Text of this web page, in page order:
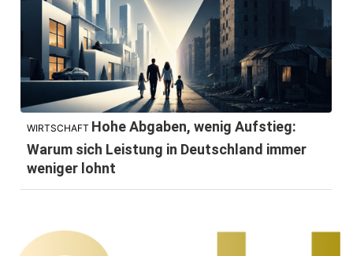
WIRTSCHAFT Hohe Abgaben, wenig Aufstieg:
Warum sich Leistung in Deutschland immer
weniger lohnt